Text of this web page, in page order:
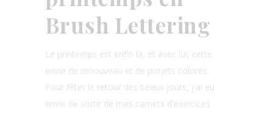
Brush Lettering
Le printemps est enfin là, et avec lui, cette
envie de renouveau et de projets colorés.
Pour fêter le retour des beaux jours, j'ai eu
envie de sortir de mes carnets d'exercices